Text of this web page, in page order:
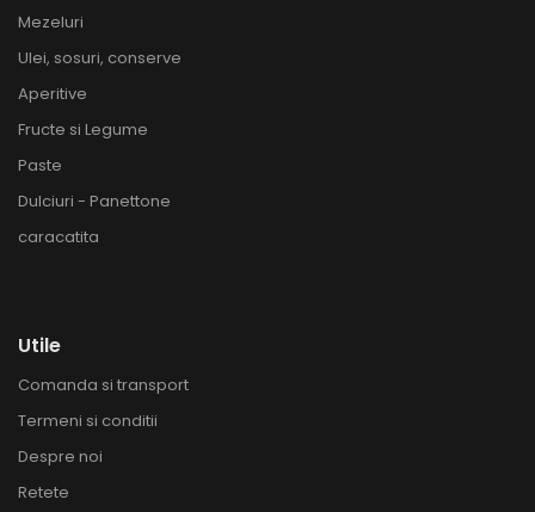
Mezeluri
Ulei, sosuri, conserve
Aperitive
Fructe si Legume
Paste
Dulciuri - Panettone
caracatita
Utile
Comanda si transport
Termeni si conditii
Despre noi
Retete